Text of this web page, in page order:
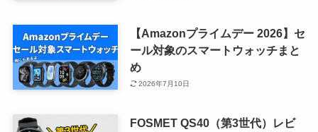
【Amazonプライムデー 2026】セ
ール対象のスマートウォッチまと
め
2026年7月10日
FOSMET QS40（第3世代）レビ